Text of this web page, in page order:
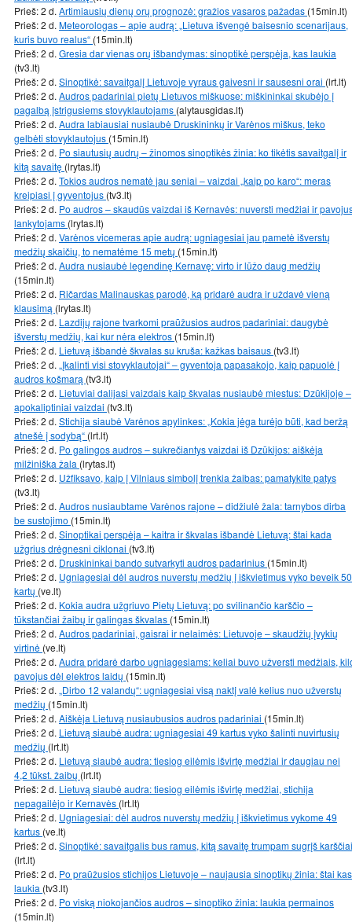
Prieš: 2 d. Artimiausių dienų orų prognozė: gražios vasaros pažadas (15min.lt)
Prieš: 2 d. Meteorologas – apie audrą: „Lietuva išvengė baisesnio scenarijaus,
kuris buvo realus“ (15min.lt)
Prieš: 2 d. Gresia dar vienas orų išbandymas: sinoptikė perspėja, kas laukia
(tv3.lt)
Prieš: 2 d. Sinoptikė: savaitgalį Lietuvoje vyraus gaivesni ir sausesni orai (lrt.lt)
Prieš: 2 d. Audros padariniai pietų Lietuvos miškuose: miškininkai skubėjo į
pagalbą įstrigusiems stovyklautojams (alytausgidas.lt)
Prieš: 2 d. Audra labiausiai nusiaubė Druskininkų ir Varėnos miškus, teko
gelbėti stovyklautojus (15min.lt)
Prieš: 2 d. Po siautusių audrų – žinomos sinoptikės žinia: ko tikėtis savaitgalį ir
kitą savaitę (lrytas.lt)
Prieš: 2 d. Tokios audros nematė jau seniai – vaizdai „kaip po karo“: meras
kreipiasi į gyventojus (tv3.lt)
Prieš: 2 d. Po audros – skaudūs vaizdai iš Kernavės: nuversti medžiai ir
lankytojams (lrytas.lt)
Prieš: 2 d. Varėnos vicemeras apie audrą: ugniagesiai jau pametė išverstų
medžių skaičių, to nematėme 15 metų (15min.lt)
Prieš: 2 d. Audra nusiaubė legendinę Kernavę: virto ir lūžo daug medžių
(15min.lt)
Prieš: 2 d. Ričardas Malinauskas parodė, ką pridarė audra ir uždavė vieną
klausimą (lrytas.lt)
Prieš: 2 d. Lazdijų rajone tvarkomi praūžusios audros padariniai: daugybė
išverstų medžių, kai kur nėra elektros (15min.lt)
Prieš: 2 d. Lietuvą išbandė škvalas su kruša: kažkas baisaus (tv3.lt)
Prieš: 2 d. „Įkalinti visi stovyklautojai“ – gyventoja papasakojo, kaip papuolė į
audros košmarą (tv3.lt)
Prieš: 2 d. Lietuviai dalijasi vaizdais kaip škvalas nusiaubė miestus: Dzūkijoje –
apokaliptiniai vaizdai (tv3.lt)
Prieš: 2 d. Stichija siaubė Varėnos apylinkes: „Kokia jėga turėjo būti, kad beržą
atnešė į sodybą“ (lrt.lt)
Prieš: 2 d. Po galingos audros – sukrečiantys vaizdai iš Dzūkijos: aiškėja
milžiniška žala (lrytas.lt)
Prieš: 2 d. Užfiksavo, kaip į Vilniaus simbolį trenkia žaibas: pamatykite patys
(tv3.lt)
Prieš: 2 d. Audros nusiaubtame Varėnos rajone – didžiulė žala: tarnybos dirba
be sustojimo (15min.lt)
Prieš: 2 d. Sinoptikai perspėja – kaitra ir škvalas išbandė Lietuvą: štai kada
užgrius drėgnesni ciklonai (tv3.lt)
Prieš: 2 d. Druskininkai bando sutvarkyti audros padarinius (15min.lt)
Prieš: 2 d. Ugniagesiai dėl audros nuverstų medžių į iškvietimus vyko beveik 50
kartų (ve.lt)
Prieš: 2 d. Kokia audra užgriuvo Pietų Lietuvą: po svilinančio karščio –
tūkstančiai žaibų ir galingas škvalas (15min.lt)
Prieš: 2 d. Audros padariniai, gaisrai ir nelaimės: Lietuvoje – skaudžių įvykių
virtinė (ve.lt)
Prieš: 2 d. Audra pridarė darbo ugniagesiams: keliai buvo užversti medžiais,
pavojus dėl elektros laidų (15min.lt)
Prieš: 2 d. „Dirbo 12 valandų“: ugniagesiai visą naktį valė kelius nuo užverstų
medžių (15min.lt)
Prieš: 2 d. Aiškėja Lietuvą nusiaubusios audros padariniai (15min.lt)
Prieš: 2 d. Lietuvą siaubė audra: ugniagesiai 49 kartus vyko šalinti nuvirtusių
medžių (lrt.lt)
Prieš: 2 d. Lietuvą siaubė audra: tiesiog eilėmis išvirtę medžiai ir daugiau nei
4,2 tūkst. žaibų (lrt.lt)
Prieš: 2 d. Lietuvą siaubė audra: tiesiog eilėmis išvirtę medžiai, stichija
nepagailėjo ir Kernavės (lrt.lt)
Prieš: 2 d. Ugniagesiai: dėl audros nuverstų medžių į iškvietimus vykome 49
kartus (ve.lt)
Prieš: 2 d. Sinoptikė: savaitgalis bus ramus, kitą savaitę trumpam sugrįš karščiai
(lrt.lt)
Prieš: 2 d. Po praūžusios stichijos Lietuvoje – naujausia sinoptikų žinia: štai kas
laukia (tv3.lt)
Prieš: 2 d. Po viską niokojančios audros – sinoptiko žinia: laukia permainos
(15min.lt)